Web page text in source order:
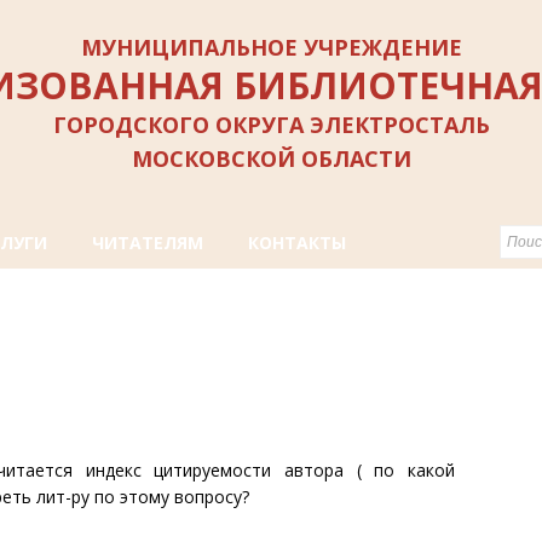
МУНИЦИПАЛЬНОЕ УЧРЕЖДЕНИЕ
ГОРОДСКОГО ОКРУГА ЭЛЕКТРОСТАЛЬ
МОСКОВСКОЙ ОБЛАСТИ
ЧИТАТЕЛЯМ КОНТАКТЫ
индекс цитируемости автора ( по какой
лит-ру по этому вопросу?